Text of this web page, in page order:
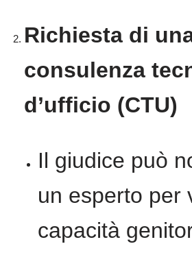
Richiesta di
consulenza
d’ufficio (CTU)
Il giudice può
un esperto per
capacità